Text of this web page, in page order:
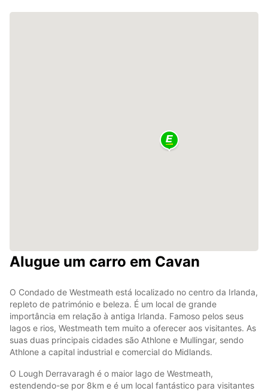
Alugue um carro em Cavan
O Condado de Westmeath está localizado no centro da Irlanda,
repleto de património e beleza. É um local de grande
importância em relação à antiga Irlanda. Famoso pelos seus
lagos e rios, Westmeath tem muito a oferecer aos visitantes. As
suas duas principais cidades são Athlone e Mullingar, sendo
Athlone a capital industrial e comercial do Midlands.
O Lough Derravaragh é o maior lago de Westmeath,
estendendo-se por 8km e é um local fantástico para visitantes